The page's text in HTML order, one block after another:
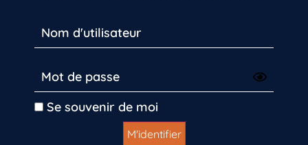
Se souvenir de moi
Inscrivez-vous dès maintenant